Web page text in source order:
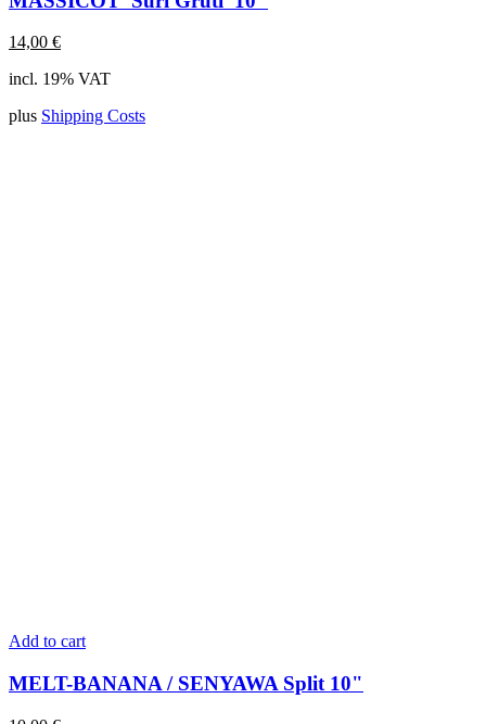
14,00 €
incl. 19% VAT
plus Shipping Costs
Add to cart
MELT-BANANA / SENYAWA Split 10"